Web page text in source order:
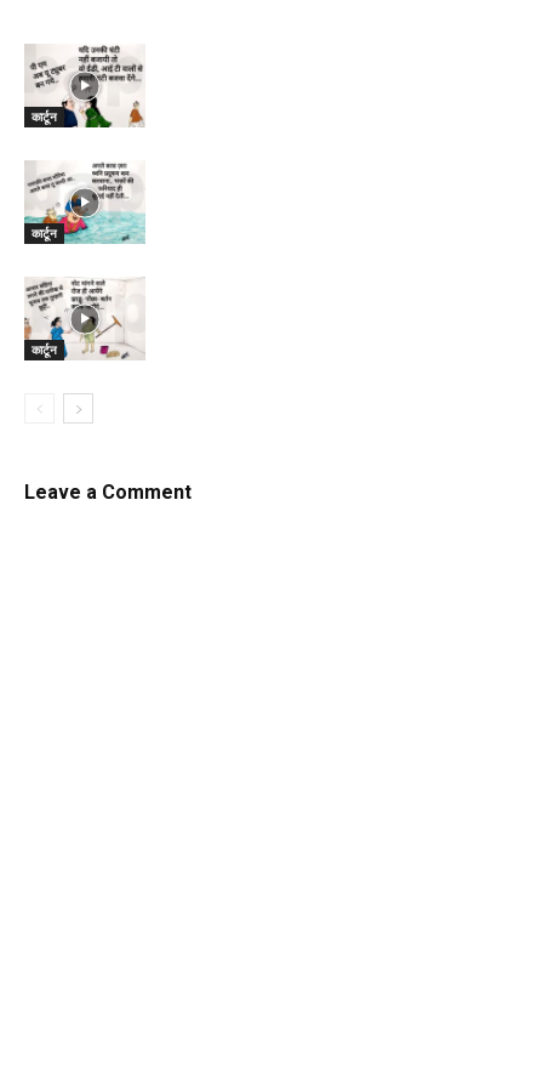
कार्टून
कार्टून
कार्टून
Leave a Comment